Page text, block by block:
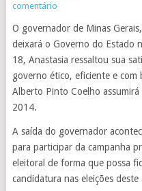
comentário
O governador de Minas
deixará o Governo do Estado
18, Anastasia ressaltou sua
governo ético, eficiente e
Alberto Pinto Coelho
2014.
A saída do governador
para participar da campanha
eleitoral de forma que possa
candidatura nas eleições deste